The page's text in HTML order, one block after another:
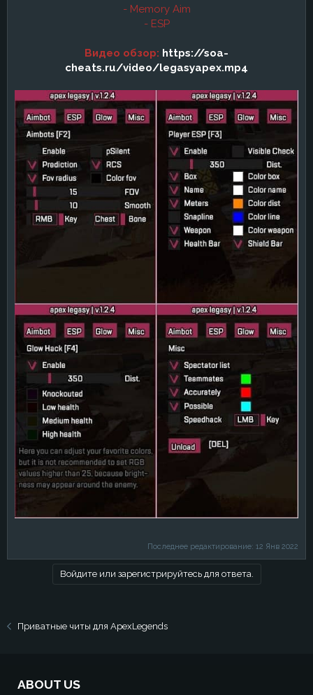
- Memory Aim
- ESP
Видео обзор: https://soa-
cheats.ru/video/legasyapex.mp4
Последнее редактирование: 12 Янв 2022
Войдите или зарегистрируйтесь для ответа.
Приватные читы для ApexLegends
ABOUT US